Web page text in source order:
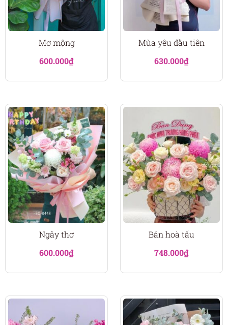
Mơ mộng
600.000₫
Mùa yêu đầu tiên
630.000₫
Ngây thơ
600.000₫
Bản hoà tấu
748.000₫